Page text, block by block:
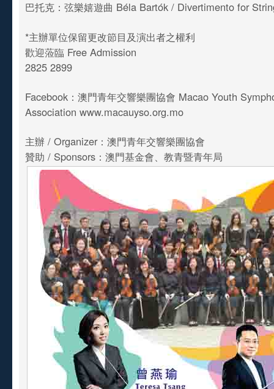
巴托克：弦樂嬉遊曲 Béla Bartók / Divertimento for
*主辦單位保留更改節目及演出者之權利
歡迎蒞臨 Free Admission
2825 2899
Facebook：澳門青年交響樂團協會 Macao Youth
Association www.macauyso.org.mo
主辦 / Organizer：澳門青年交響樂團協會
贊助 / Sponsors：澳門基金會、教青暨青年局